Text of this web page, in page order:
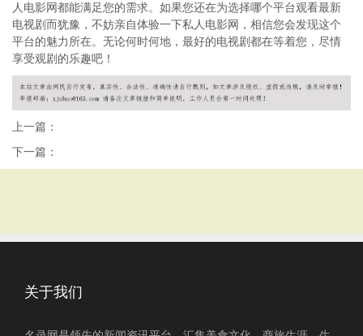
人电影网都能满足您的需求。如果您还在为选择哪个平台观看最新
电视剧而犹豫，不妨亲自体验一下私人电影网，相信您会发现这个
平台的魅力所在。无论何时何地，最好的电视剧都在等着您，尽情
享受观剧的乐趣吧！
上一篇：
下一篇：
关于我们